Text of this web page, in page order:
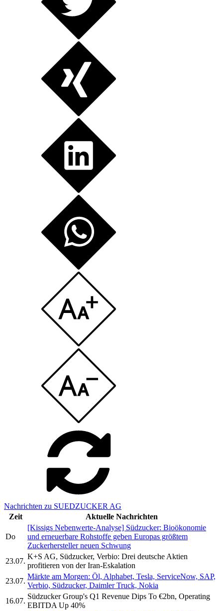
Nachrichten zu SUEDZUCKER AG
Zeit
Aktuelle Nachrichten
Do
[Kissigs Nebenwerte-Analyse] Südzucker: Bioökonomie
und erneuerbare Rohstoffe geben Europas größtem
Zuckerhersteller neuen Schwung
23.07.
K+S AG, Südzucker, Verbio: Drei deutsche Aktien
profitieren von der Iran-Eskalation
23.07.
Märkte am Morgen: Öl, Alphabet, Tesla, ServiceNow, SAP,
Verbio, Südzucker, Daimler Truck, Nokia
16.07.
Südzucker Group's Q1 Revenue Dips To €2bn, Operating
EBITDA Up 40%